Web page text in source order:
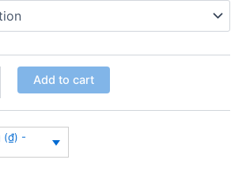
Add to cart
(₫) -